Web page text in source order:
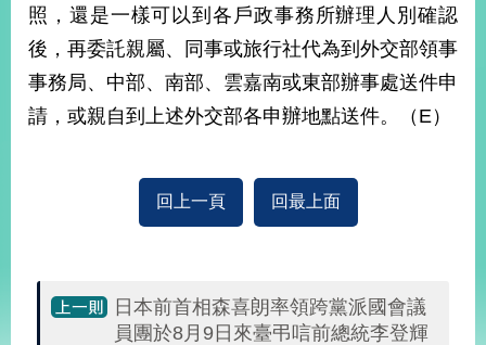
地
國
際
傳
照，還是一樣可以到各戶政事務所辦理人別確認
後，再委託親屬、同事或旅行社代為到外交部領事
事務局、中部、南部、雲嘉南或東部辦事處送件申
請，或親自到上述外交部各申辦地點送件。（E）
回上一頁 回最上面
日本前首相森喜朗率領跨黨派國會議
員團於8月9日來臺弔唁前總統李登輝